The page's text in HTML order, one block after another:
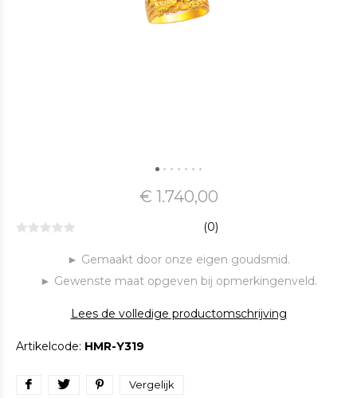
€ 1.740,00
(0)
► Gemaakt door onze eigen goudsmid.
► Gewenste maat opgeven bij opmerkingenveld.
Lees de volledige productomschrijving
Artikelcode: HMR-Y319
Vergelijk